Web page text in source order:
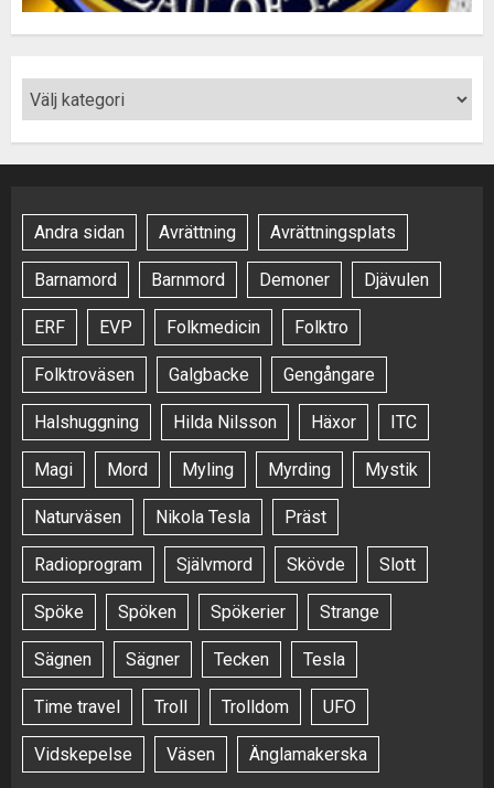
Andra sidan Avrättning Avrättningsplats
Barnamord Barnmord Demoner Djävulen
ERF EVP Folkmedicin Folktro
Folktroväsen Galgbacke Gengångare
Halshuggning Hilda Nilsson Häxor ITC
Magi Mord Myling Myrding Mystik
Naturväsen Nikola Tesla Präst
Radioprogram Självmord Skövde Slott
Spöke Spöken Spökerier Strange
Sägnen Sägner Tecken Tesla
Time travel Troll Trolldom UFO
Vidskepelse Väsen Änglamakerska